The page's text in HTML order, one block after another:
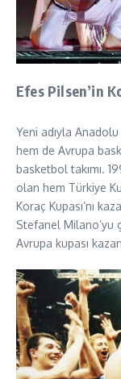
Efes Pilsen’in
Yeni adıyla
hem de Avrupa
basketbol takımı.
olan hem Türkiye
Koraç Kupası’nı
Stefanel Milano’yu
Avrupa kupası